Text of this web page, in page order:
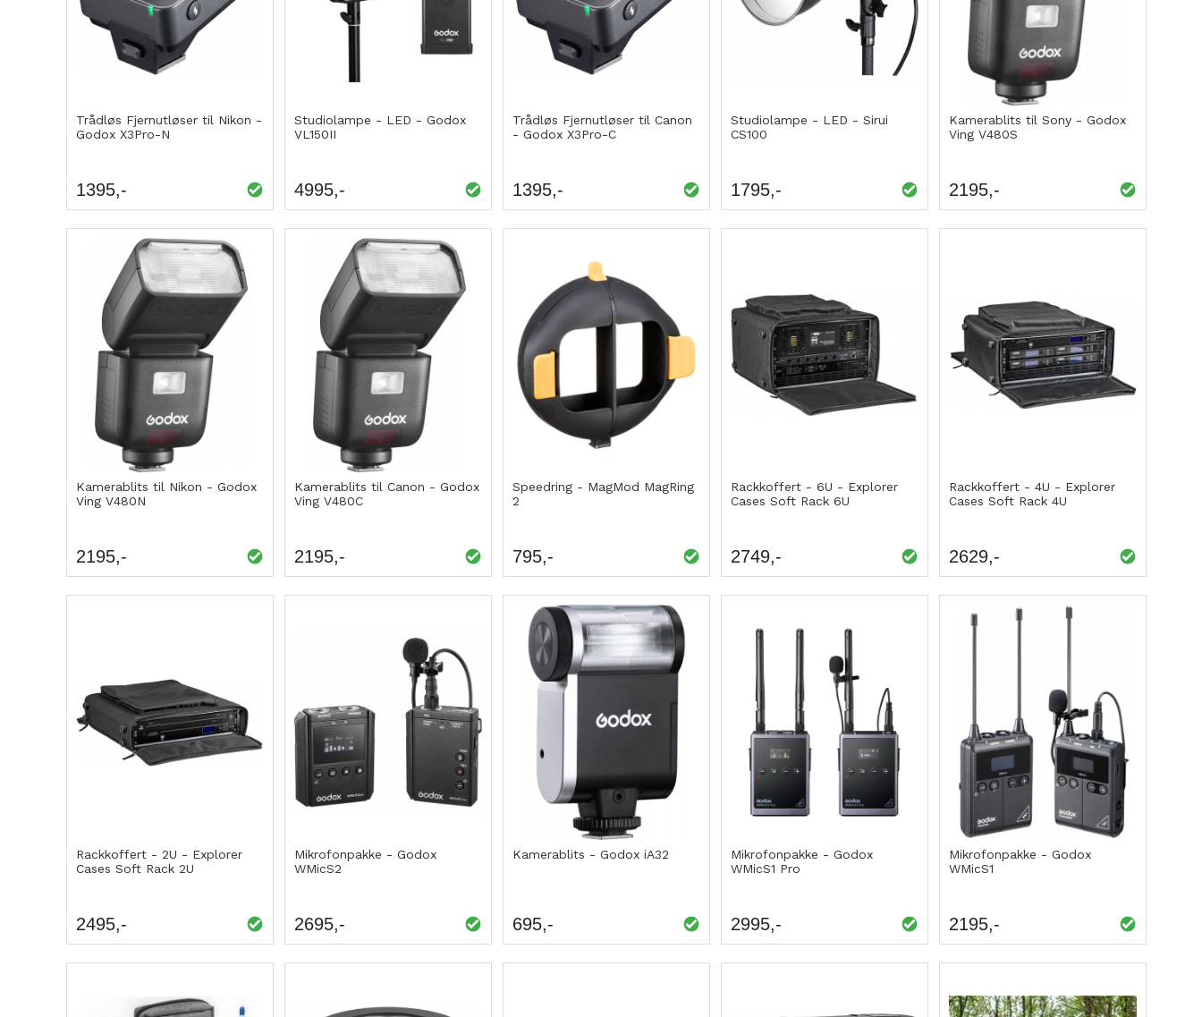
Trådløs Fjernutløser til Nikon -
Godox X3Pro-N
1395
Studiolampe - LED - Godox
VL150II
4995
Trådløs Fjernutløser til Canon
- Godox X3Pro-C
1395
Studiolampe - LED - Sirui
CS100
1795
Kamerablits til Sony - Godox
Ving V480S
2195
Kamerablits til Nikon - Godox
Ving V480N
2195
Kamerablits til Canon - Godox
Ving V480C
2195
Speedring - MagMod MagRing
2
795
Rackkoffert - 6U - Explorer
Cases Soft Rack 6U
2749
Rackkoffert - 4U - Explorer
Cases Soft Rack 4U
2629
Rackkoffert - 2U - Explorer
Cases Soft Rack 2U
2495
Mikrofonpakke - Godox
WMicS2
2695
Kamerablits - Godox iA32
695
Mikrofonpakke - Godox
WMicS1 Pro
2995
Mikrofonpakke - Godox
WMicS1
2195